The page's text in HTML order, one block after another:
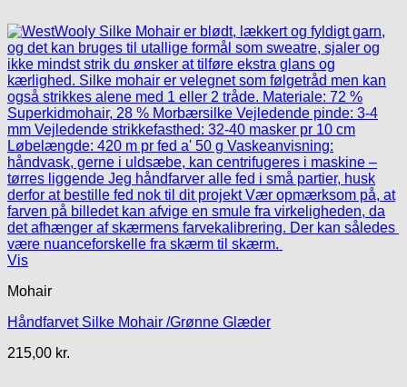
Vis
Mohair
Håndfarvet Silke Mohair /Grønne Glæder
215,00 kr.